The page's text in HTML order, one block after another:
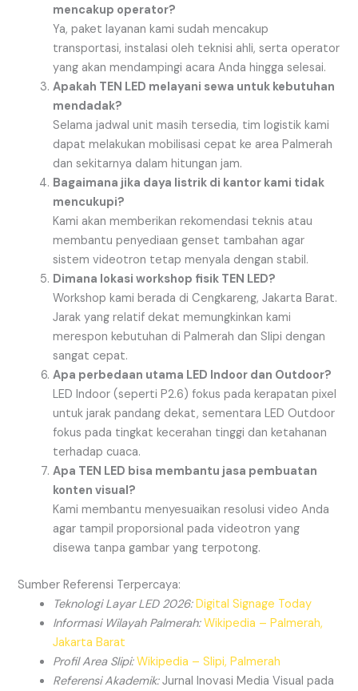
mencakup operator?
Ya, paket layanan kami sudah mencakup
transportasi, instalasi oleh teknisi ahli, serta operator
yang akan mendampingi acara Anda hingga selesai.
Apakah TEN LED melayani sewa untuk kebutuhan
mendadak?
Selama jadwal unit masih tersedia, tim logistik kami
dapat melakukan mobilisasi cepat ke area Palmerah
dan sekitarnya dalam hitungan jam.
Bagaimana jika daya listrik di kantor kami tidak
mencukupi?
Kami akan memberikan rekomendasi teknis atau
membantu penyediaan genset tambahan agar
sistem videotron tetap menyala dengan stabil.
Dimana lokasi workshop fisik TEN LED?
Workshop kami berada di Cengkareng, Jakarta Barat.
Jarak yang relatif dekat memungkinkan kami
merespon kebutuhan di Palmerah dan Slipi dengan
sangat cepat.
Apa perbedaan utama LED Indoor dan Outdoor?
LED Indoor (seperti P2.6) fokus pada kerapatan pixel
untuk jarak pandang dekat, sementara LED Outdoor
fokus pada tingkat kecerahan tinggi dan ketahanan
terhadap cuaca.
Apa TEN LED bisa membantu jasa pembuatan
konten visual?
Kami membantu menyesuaikan resolusi video Anda
agar tampil proporsional pada videotron yang
disewa tanpa gambar yang terpotong.
Sumber Referensi Terpercaya:
Teknologi Layar LED 2026: Digital Signage Today
Informasi Wilayah Palmerah: Wikipedia – Palmerah,
Jakarta Barat
Profil Area Slipi: Wikipedia – Slipi, Palmerah
Referensi Akademik:Jurnal Inovasi Media Visual pada